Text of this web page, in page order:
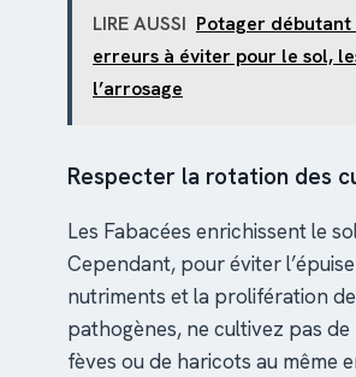
LIRE AUSSI Potager débutant
erreurs à éviter pour le sol,
l’arrosage
Respecter la rotation des
Les Fabacées enrichissent le
Cependant, pour éviter
nutriments et la prolifération
pathogènes, ne cultivez pas de
fèves ou de haricots au même